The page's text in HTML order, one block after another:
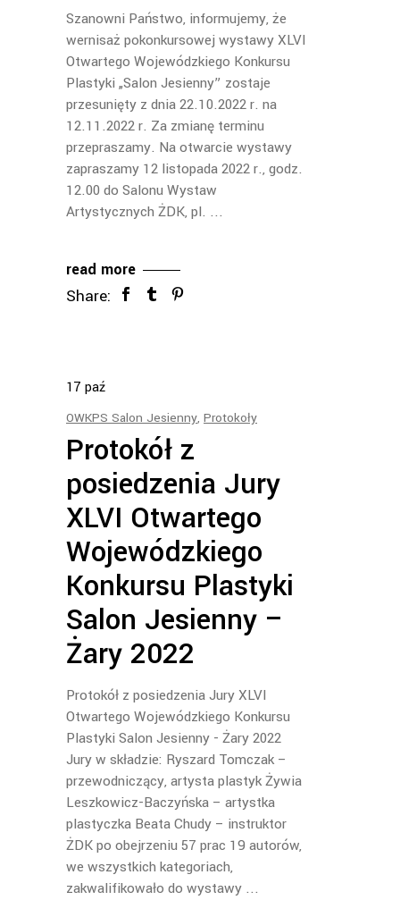
Szanowni Państwo, informujemy, że
wernisaż pokonkursowej wystawy XLVI
Otwartego Wojewódzkiego Konkursu
Plastyki „Salon Jesienny” zostaje
przesunięty z dnia 22.10.2022 r. na
12.11.2022 r. Za zmianę terminu
przepraszamy. Na otwarcie wystawy
zapraszamy 12 listopada 2022 r., godz.
12.00 do Salonu Wystaw
Artystycznych ŻDK, pl.
read more
Share:
17 paź
OWKPS Salon Jesienny, Protokoły
Protokół z
posiedzenia Jury
XLVI Otwartego
Wojewódzkiego
Konkursu Plastyki
Salon Jesienny –
Żary 2022
Protokół z posiedzenia Jury XLVI
Otwartego Wojewódzkiego Konkursu
Plastyki Salon Jesienny - Żary 2022
Jury w składzie: Ryszard Tomczak –
przewodniczący, artysta plastyk Żywia
Leszkowicz-Baczyńska – artystka
plastyczka Beata Chudy – instruktor
ŻDK po obejrzeniu 57 prac 19 autorów,
we wszystkich kategoriach,
zakwalifikowało do wystawy